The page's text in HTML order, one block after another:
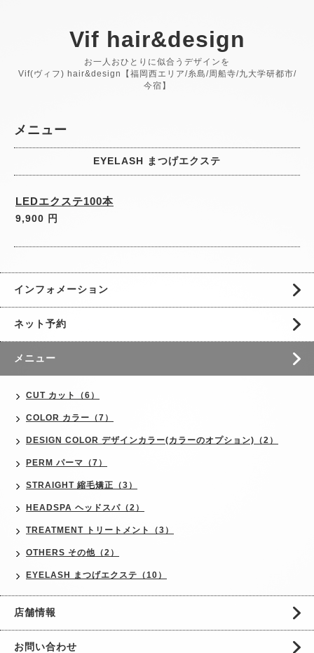
Vif hair&design
お一人おひとりに似合うデザインを
Vif(ヴィフ) hair&design【福岡西エリア/糸島/周船寺/九大学研都市/
今宿】
メニュー
EYELASH まつげエクステ
LEDエクステ100本
9,900 円
インフォメーション
ネット予約
メニュー
CUT カット（6）
COLOR カラー（7）
DESIGN COLOR デザインカラー(カラーのオプション)（2）
PERM パーマ（7）
STRAIGHT 縮毛矯正（3）
HEADSPA ヘッドスパ（2）
TREATMENT トリートメント（3）
OTHERS その他（2）
EYELASH まつげエクステ（10）
店舗情報
お問い合わせ